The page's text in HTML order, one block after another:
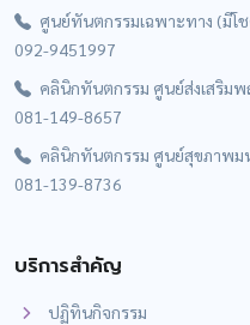
ศูนย์ทันตกรรมเฉพาะทาง (มีโ
092-9451997
คลินิกทันตกรรม ศูนย์ส่งเสริม
081-149-8657
คลินิกทันตกรรม ศูนย์สุขภาพม
081-139-8736
บริการสำคัญ
ปฏิทินกิจกรรม